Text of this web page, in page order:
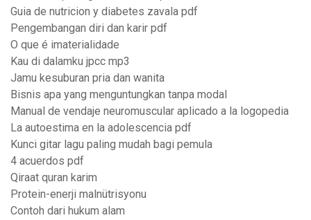
Guia de nutricion y diabetes zavala pdf
Pengembangan diri dan karir pdf
O que é imaterialidade
Kau di dalamku jpcc mp3
Jamu kesuburan pria dan wanita
Bisnis apa yang menguntungkan tanpa modal
Manual de vendaje neuromuscular aplicado a la logopedia
La autoestima en la adolescencia pdf
Kunci gitar lagu paling mudah bagi pemula
4 acuerdos pdf
Qiraat quran karim
Protein-enerji malnütrisyonu
Contoh dari hukum alam